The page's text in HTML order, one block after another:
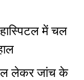
में चल
लेकर जांच के